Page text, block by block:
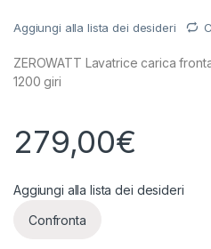
Aggiungi alla lista dei desideri
ZEROWATT Lavatrice carica
1200 giri
279,00€
Aggiungi alla lista dei desideri
Confronta